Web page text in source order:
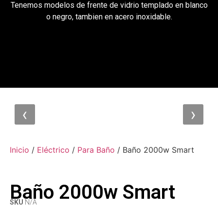
Tenemos modelos de frente de vidrio templado en blanco
o negro, tambien en acero inoxidable.
‹ ›
Inicio / Eléctrico / Para Baño / Baño 2000w Smart
Baño 2000w Smart
SKU N/A